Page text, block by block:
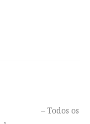
– Todos os